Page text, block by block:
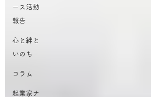
ース活動
報告
心と絆と
いのち
コラム
起業家ナ